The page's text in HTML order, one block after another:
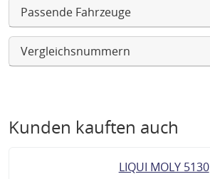
Passende Fahrzeuge
Vergleichsnummern
Kunden kauften auch
LIQUI MOLY 5130